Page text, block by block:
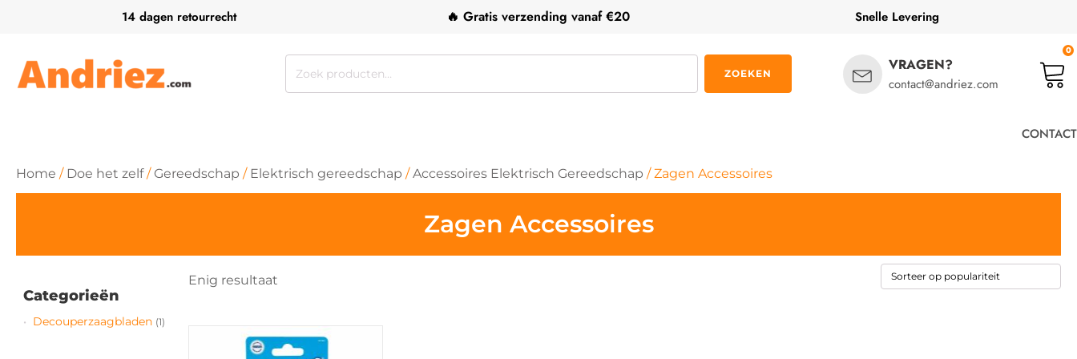
14 dagen retourrecht 🔥 Gratis verzending vanaf €20 Snelle Levering
Zoeken
ZOEKEN VRAGEN?
contact@andriez.com
0
CONTACT
Home / Doe het zelf/ Gereedschap / Elektrisch gereedschap /Accessoires Elektrisch Gereedschap / Zagen Accessoires
Zagen Accessoires
Categorieën
Decouperzaagbladen (1)
Enig resultaat